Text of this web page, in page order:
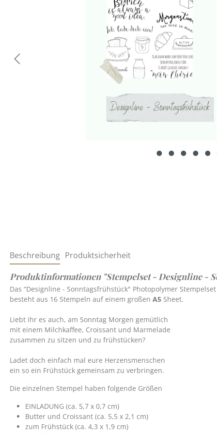
Beschreibung Produktsicherheit
Produktinformationen "Stempelset - Designline -
Das “Designline - Sonntagsfrühstück" Photopolymer Stempelset
besteht aus 16 Stempeln auf einem großen A5 Sheet.
Liebt ihr es auch, am Sonntag Morgen gemütlich
mit einem Milchkaffee, Croissant und Marmelade
zusammen zu sitzen und zu frühstücken?
Ladet doch einfach mal eure Herzensmenschen
ein so ein Frühstück gemeinsam zu verbringen.
Die einzelnen Stempel haben folgende Größen
EINLADUNG (ca. 5,7 x 0,7 cm)
Butter und Croissant (ca. 5,5 x 2,1 cm)
zum Frühstück (ca. 4,3 x 1,9 cm)